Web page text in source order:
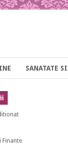
SANATATE
Finante